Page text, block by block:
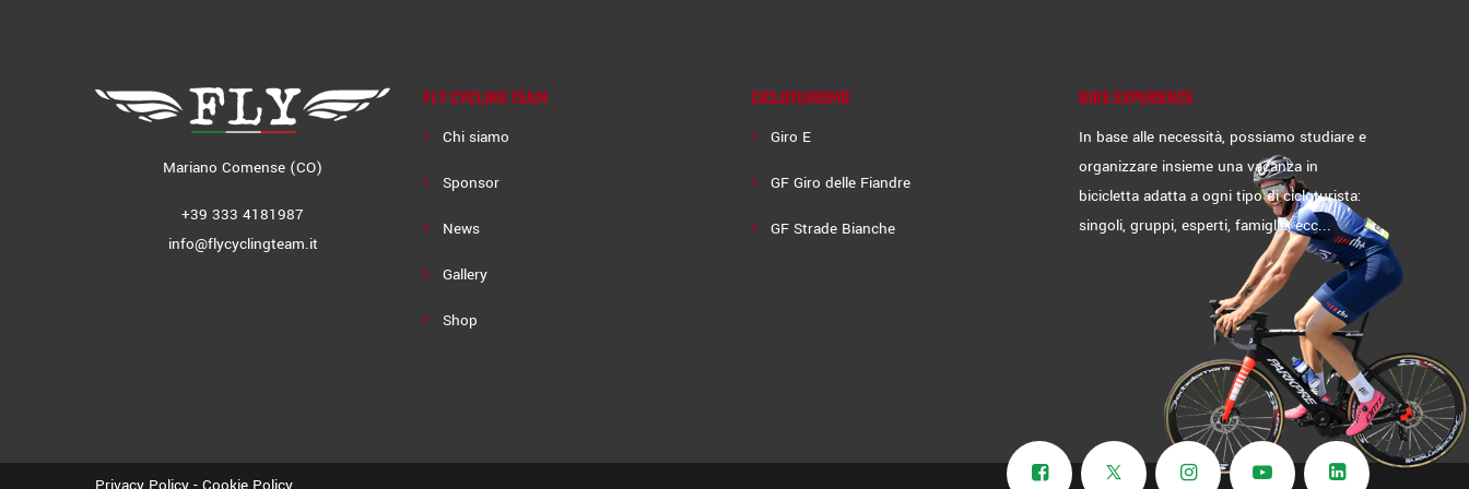
Mariano Comense (CO)
+39 333 4181987
info@flycyclingteam.it
FLY CYCLING TEAM
Chi siamo
Sponsor
News
Gallery
Shop
CICLOTURISMO
Giro E
GF Giro delle Fiandre
GF Strade Bianche
BIKE EXPERIENCE
In base alle necessità, possiamo studiare e
organizzare insieme una vacanza in
bicicletta adatta a ogni tipo di cicloturista:
singoli, gruppi, esperti, famiglie, ecc...